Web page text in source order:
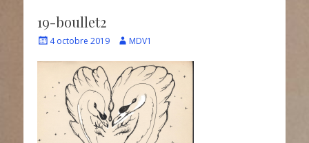
19-boullet2
Écrit4 octobre 2019 Auteur
MDV1